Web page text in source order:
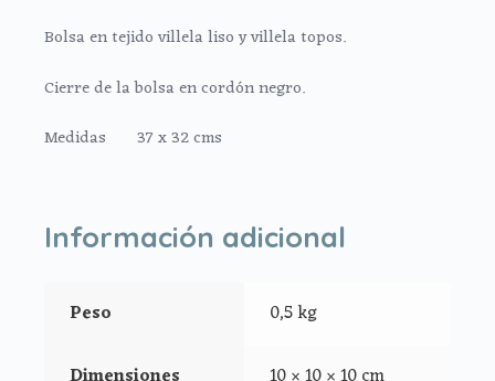
Bolsa en tejido villela liso y villela topos.
Cierre de la bolsa en cordón negro.
Medidas 37 x 32 cms
Información adicional
Peso 0,5 kg